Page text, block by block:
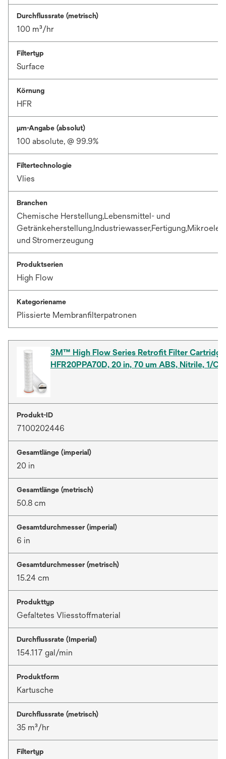
Durchflussrate (metrisch)
100 m³/hr
Filtertyp
Surface
Körnung
HFR
μm-Angabe (absolut)
100 absolute, @ 99.9%
Filtertechnologie
Vlies
Branchen
Chemische Herstellung,Lebensmittel- und
und Stromerzeugung
Produktserien
High Flow
Kategoriename
Plissierte Membranfilterpatronen
3M™ High Flow Series Retrofit Filter Cartridge
HFR20PPA70D, 20 in, 70 um ABS, Nitrile, 1/
Produkt-ID
7100202446
Gesamtlänge (imperial)
20 in
Gesamtlänge (metrisch)
50.8 cm
Gesamtdurchmesser (imperial)
6 in
Gesamtdurchmesser (metrisch)
15.24 cm
Produkttyp
Gefaltetes Vliesstoffmaterial
Durchflussrate (Imperial)
154.117 gal/min
Produktform
Kartusche
Durchflussrate (metrisch)
35 m³/hr
Filtertyp